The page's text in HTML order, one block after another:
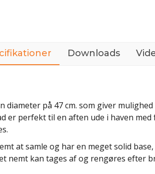
Downloads
diameter på 47 cm. som giver
er perfekt til en aften ude i haven med
at samle og har en meget solid
nemt kan tages af og rengøres efter